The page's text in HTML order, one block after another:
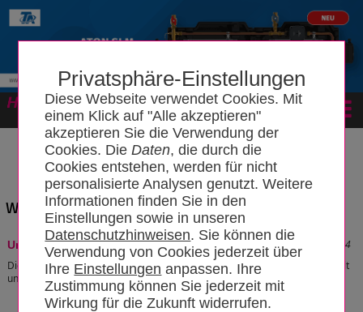
Privatsphäre-Einstellungen
Diese Webseite verwendet Cookies. Mit
einem Klick auf "Alle akzeptieren"
akzeptieren Sie die Verwendung der
Cookies. DieDaten, die durch die
Cookies entstehen, werden für nicht
personalisierte Analysen genutzt. Weitere
Informationen finden Sie in den
Einstellungen sowie in unseren
Datenschutzhinweisen. Sie können die
Verwendung von Cookies jederzeit über
Ihre Einstellungen anpassen. Ihre
Zustimmung können Sie jederzeit mit
Wirkung für die Zukunft widerrufen.
Wissensbereich: "Ist-Steuer"
Stand: 18.01.2024 18:09:34
Umsatzsteuer
Die Umsatzsteuer wird dem Kunden vom Unternehmer in Rechnung gestellt
und dann an das Finanzamt abgeführt.[zum Artikel]